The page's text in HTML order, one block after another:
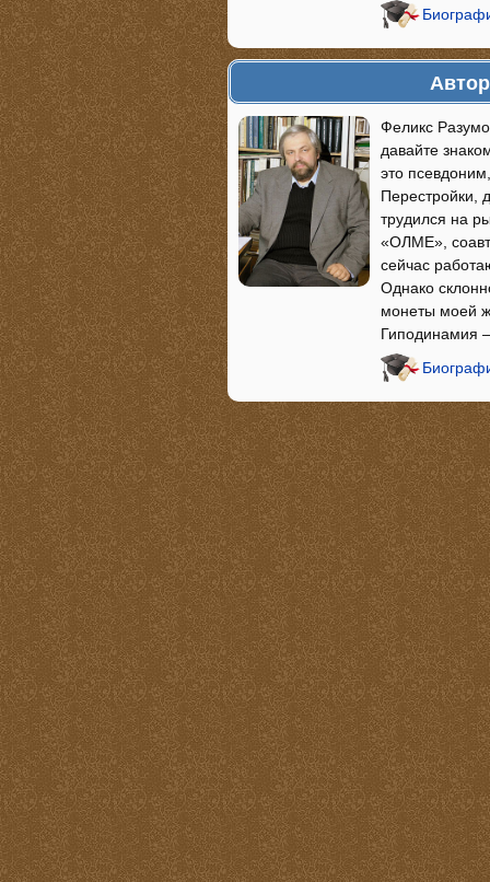
Феликс
давайте
это
Перестройки,
трудился на
«ОЛМЕ»,
сейчас
Однако
монеты моей
Гиподинамия